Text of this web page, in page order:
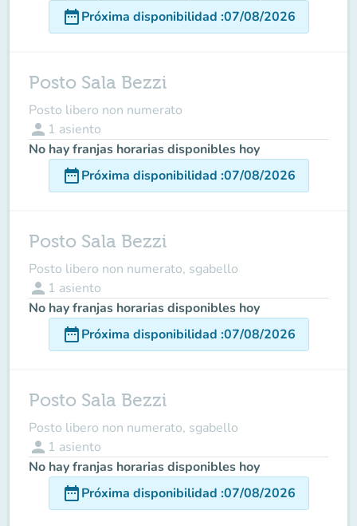
date_rangePróxima disponibilidad :07/08/2026
Posto Sala Bezzi
Posto libero non numerato
person 1 asiento
No hay franjas horarias disponibles hoy
date_rangePróxima disponibilidad :07/08/2026
Posto Sala Bezzi
Posto libero non numerato, sgabello
person 1 asiento
No hay franjas horarias disponibles hoy
date_rangePróxima disponibilidad :07/08/2026
Posto Sala Bezzi
Posto libero non numerato, sgabello
person 1 asiento
No hay franjas horarias disponibles hoy
date_rangePróxima disponibilidad :07/08/2026